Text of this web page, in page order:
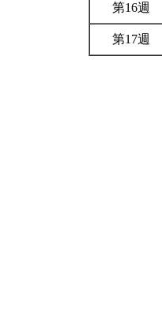
第16週
第17週